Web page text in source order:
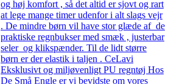
og høj komfort , så det altid er sjovt og rart
at lege mange timer udenfor i alt slags vejr
. De mindre børn vil have stor glæde af de
praktiske regnbukser med smæk , justerbar
seler og klikspænder. Til de lidt større
børn er der elastik i taljen . CeLavi
Eksklusivt og miljøvenligt PU regntøj Hos
De Små Engle er vi bevidste om vores